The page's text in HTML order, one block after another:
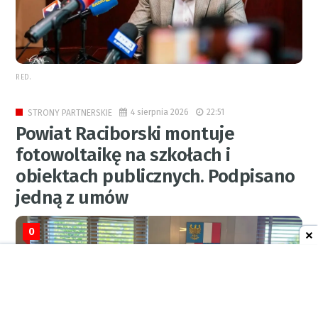
RED.
STRONY PARTNERSKIE 4 sierpnia 2026 22:51
Powiat Raciborski montuje
fotowoltaikę na szkołach i
obiektach publicznych. Podpisano
jedną z umów
0